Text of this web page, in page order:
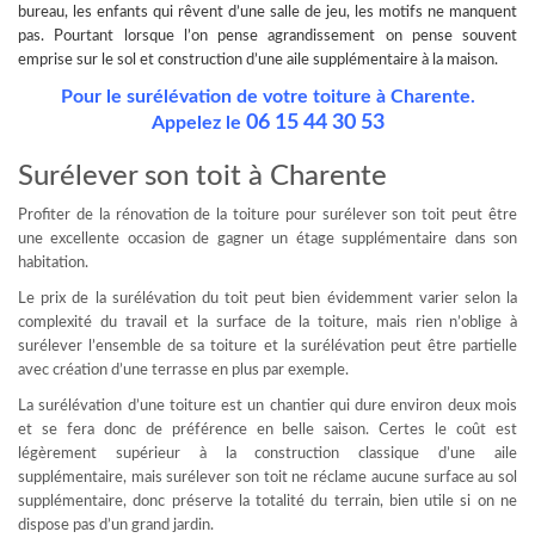
bureau, les enfants qui rêvent d’une salle de jeu, les motifs ne manquent
pas.
Pourtant lorsque l’on pense agrandissement on pense souvent
emprise sur le sol et construction d’une aile supplémentaire à la maison.
Pour le surélévation de votre toiture à Charente.
Appelez le 06 15 44 30 53
Surélever son toit à Charente
Profiter de la rénovation de la toiture pour surélever son toit peut être
une excellente occasion de gagner un étage supplémentaire dans son
habitation.
Le prix de la surélévation du toit peut bien évidemment varier selon la
complexité du travail et la surface de la toiture, mais rien n’oblige à
surélever l’ensemble de sa toiture et la surélévation peut être partielle
avec création d’une terrasse en plus par exemple.
La surélévation d’une toiture est un chantier qui dure environ deux mois
et se fera donc de préférence en belle saison. Certes le coût est
légèrement supérieur à la construction classique d’une aile
supplémentaire, mais surélever son toit ne réclame aucune surface au sol
supplémentaire, donc préserve la totalité du terrain, bien utile si on ne
dispose pas d’un grand jardin.